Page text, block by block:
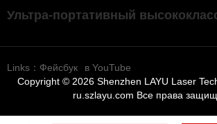
Links： Фейсбук
в YouTube
Copyright © 2026 Shenzhen LAYU Laser
ru.szlayu.com Все права